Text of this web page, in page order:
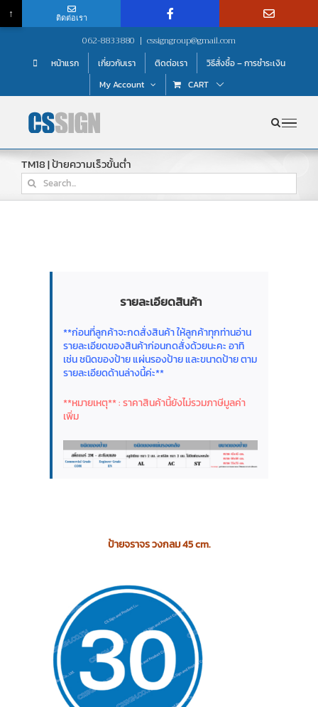
content
062-8833880 | cssigngroup@gmail.com
หน้าแรก เกี่ยวกับเรา ติดต่อเรา
วิธีสั่งซื้อ – การชำระเงิน
My Account
CART
TM18 | ป้ายความเร็วขั้นต่ำ
Search
for:
รายละเอียดสินค้า
**ก่อนที่ลูกค้าจะกดสั่งสินค้า ให้ลูกค้าทุกท่านอ่าน
รายละเอียดของสินค้าก่อนกดสั่งด้วยนะคะ อาทิ
เช่น ชนิดของป้าย แผ่นรองป้าย และขนาดป้าย ตาม
รายละเอียดด้านล่างนี้ค่ะ**
**หมายเหตุ** : ราคาสินค้านี้ยังไม่รวมภาษีมูลค่า
เพิ่ม
ป้ายจราจร วงกลม 45 cm.
↑ ติดต่อเรา